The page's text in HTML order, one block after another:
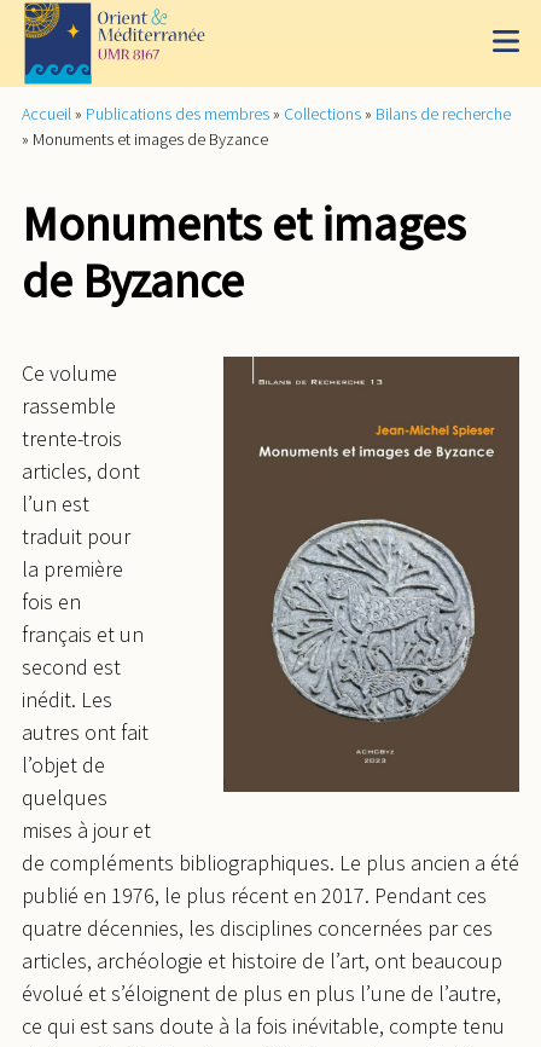
Accueil » Publications des membres » Collections » Bilans de recherche
» Monuments et images de Byzance
Monuments et images
de Byzance
Ce volume
rassemble
trente-trois
articles, dont
l’un est
traduit pour
la première
fois en
français et un
second est
inédit. Les
autres ont fait
l’objet de
quelques
mises à jour et
de compléments bibliographiques. Le plus ancien a été
publié en 1976, le plus récent en 2017. Pendant ces
quatre décennies, les disciplines concernées par ces
articles, archéologie et histoire de l’art, ont beaucoup
évolué et s’éloignent de plus en plus l’une de l’autre,
ce qui est sans doute à la fois inévitable, compte tenu